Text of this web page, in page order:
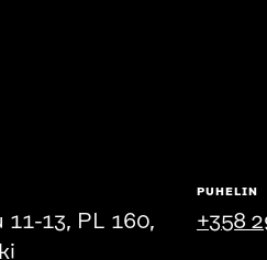
13, PL 160,
PUHELIN
+358